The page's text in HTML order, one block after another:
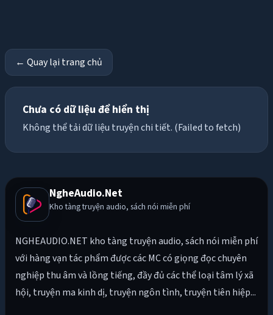
← Quay lại trang chủ
Chưa có dữ liệu để hiển thị
Không thể tải dữ liệu truyện chi tiết. (Failed to fetch)
NgheAudio.Net
Kho tàng truyện audio, sách nói miễn phí
NGHEAUDIO.NET kho tàng truyện audio, sách nói miễn phí
với hàng vạn tác phẩm được các MC có giọng đọc chuyên
nghiệp thu âm và lồng tiếng, đầy đủ các thể loại tâm lý xã
hội, truyện ma kinh dị, truyện ngôn tình, truyện tiên hiệp...